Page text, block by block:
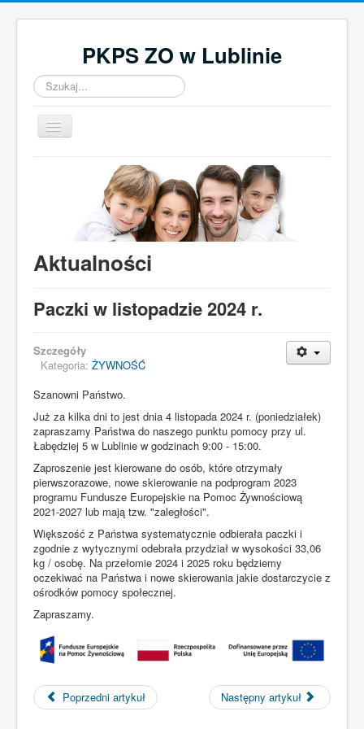
PKPS ZO w Lublinie
Szukaj...
Przełącz
nawigację
Aktualności
UWAGA! Ten serwis używa cookies
Brak zmiany ustawienia przeglądarki oznacza zgodę na to.
Czytaj więcej…
Zrozumiałem
1. Informujemy, że nasza strona zbiera pliki cookies w celach statystycznych.
Pliki cookies użytkownik może kontrolować za pomocą ustawień swojej
przeglądarki internetowej. Dalsze korzystanie z naszego serwisu
internetowego, bez zmiany ustawień przeglądarki internetowej oznacza, iż
użytkownik akceptuje stosowanie plików cookies." [ROZUMIEM]
2. Pliki (cookies) są plikami tekstowymi, które przechowywane są w
urządzeniu końcowym użytkownika serwisu. Przeznaczone są do korzystania
ze stron serwisu. Przede wszystkim zawierają nazwę strony internetowej
swojego pochodzenia, swój unikalny numer, czas przechowywania na
urządzeniu końcowym.
3. Operator serwisu (Polski Komitet Pomocy Społecznej Zarząd Okręgowy w
Lublinie, ul. Puchacza 8, 20-323 Lublin) jest podmiotem zamieszczającym na
urządzeniu końcowym swojego użytkownika pliki cookies oraz mającym do
nich dostęp.
4. Operator serwisu wykorzystuje pliki (cookies) w celu:
dopasowania zawartości strony internetowej do indywidualnych
preferencji użytkownika, przede wszystkim pliki te rozpoznają jego
urządzenie, aby zgodnie z jego preferencjami wyświetlić stronę;
Aktualności
Paczki w listopadzie 2024 r.
Szczegóły
Kategoria: ŻYWNOŚĆ
Szanowni Państwo.
Już za kilka dni to jest dnia 4 listopada 2024 r. (poniedziałek)
zapraszamy Państwa do naszego punktu pomocy przy ul.
Łabędziej 5 w Lublinie w godzinach 9:00 - 15:00.
Zaproszenie jest kierowane do osób, które otrzymały
pierwszorazowe, nowe skierowanie na podprogram 2023
programu Fundusze Europejskie na Pomoc Żywnościową
2021-2027 lub mają tzw. "zaległości".
Większość z Państwa systematycznie odbierała paczki i
zgodnie z wytycznymi odebrała przydział w wysokości 33,06
kg / osobę. Na przełomie 2024 i 2025 roku będziemy
oczekiwać na Państwa i nowe skierowania jakie dostarczycie z
ośrodków pomocy społecznej.
Zapraszamy.
Poprzedni artykuł Następny artykuł